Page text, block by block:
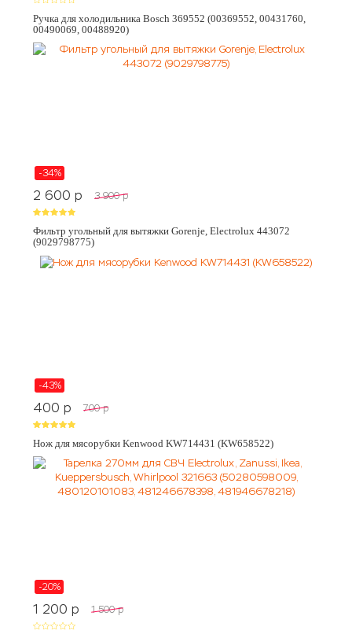
Ручка для холодильника Bosch 369552 (00369552, 00431760,
00490069, 00488920)
-34%
2 600 p 3 900 p
Фильтр угольный для вытяжки Gorenje, Electrolux 443072
(9029798775)
-43%
400 p 700 p
Нож для мясорубки Kenwood KW714431 (KW658522)
-20%
1 200 p 1 500 p